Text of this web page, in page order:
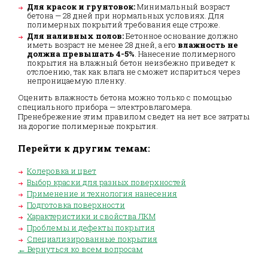
Для красок и грунтовок:Минимальный возраст
бетона — 28 дней при нормальных условиях. Для
полимерных покрытий требования еще строже.
Для наливных полов:Бетонное основание должно
иметь возраст не менее 28 дней, а его влажность не
должна превышать 4-5%. Нанесение полимерного
покрытия на влажный бетон неизбежно приведет к
отслоению, так как влага не сможет испариться через
непроницаемую пленку.
Оценить влажность бетона можно только с помощью
специального прибора — электровлагомера.
Пренебрежение этим правилом сведет на нет все затраты
на дорогие полимерные покрытия.
Перейти к другим темам:
Колеровка и цвет
Выбор краски для разных поверхностей
Применение и технология нанесения
Подготовка поверхности
Характеристики и свойства ЛКМ
Проблемы и дефекты покрытия
Специализированные покрытия
← Вернуться ко всем вопросам